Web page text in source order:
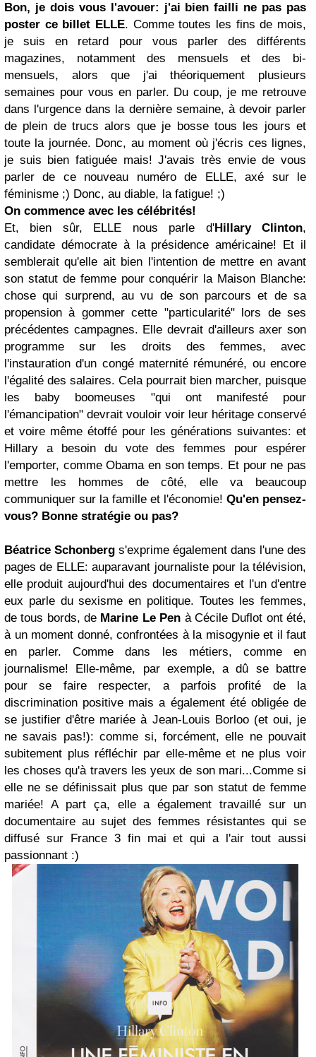
Bon, je dois vous l'avouer: j'ai bien failli ne pas pas
poster ce billet ELLE. Comme toutes les fins de mois,
je suis en retard pour vous parler des différents
magazines, notamment des mensuels et des bi-
mensuels, alors que j'ai théoriquement plusieurs
semaines pour vous en parler. Du coup, je me retrouve
dans l'urgence dans la dernière semaine, à devoir parler
de plein de trucs alors que je bosse tous les jours et
toute la journée. Donc, au moment où j'écris ces lignes,
je suis bien fatiguée mais! J'avais très envie de vous
parler de ce nouveau numéro de ELLE, axé sur le
féminisme ;) Donc, au diable, la fatigue! ;)
On commence avec les célébrités!
Et, bien sûr, ELLE nous parle d'Hillary Clinton,
candidate démocrate à la présidence américaine! Et il
semblerait qu'elle ait bien l'intention de mettre en avant
son statut de femme pour conquérir la Maison Blanche:
chose qui surprend, au vu de son parcours et de sa
propension à gommer cette "particularité" lors de ses
précédentes campagnes. Elle devrait d'ailleurs axer son
programme sur les droits des femmes, avec
l'instauration d'un congé maternité rémunéré, ou encore
l'égalité des salaires. Cela pourrait bien marcher, puisque
les baby boomeuses "qui ont manifesté pour
l'émancipation" devrait vouloir voir leur héritage conservé
et voire même étoffé pour les générations suivantes: et
Hillary a besoin du vote des femmes pour espérer
l'emporter, comme Obama en son temps. Et pour ne pas
mettre les hommes de côté, elle va beaucoup
communiquer sur la famille et l'économie! Qu'en pensez-
vous? Bonne stratégie ou pas?
Béatrice Schonberg s'exprime également dans l'une des
pages de ELLE: auparavant journaliste pour la télévision,
elle produit aujourd'hui des documentaires et l'un d'entre
eux parle du sexisme en politique. Toutes les femmes,
de tous bords, de Marine Le Pen à Cécile Duflot ont été,
à un moment donné, confrontées à la misogynie et il faut
en parler. Comme dans les métiers, comme en
journalisme! Elle-même, par exemple, a dû se battre
pour se faire respecter, a parfois profité de la
discrimination positive mais a également été obligée de
se justifier d'être mariée à Jean-Louis Borloo (et oui, je
ne savais pas!): comme si, forcément, elle ne pouvait
subitement plus réfléchir par elle-même et ne plus voir
les choses qu'à travers les yeux de son mari...Comme si
elle ne se définissait plus que par son statut de femme
mariée! A part ça, elle a également travaillé sur un
documentaire au sujet des femmes résistantes qui se
diffusé sur France 3 fin mai et qui a l'air tout aussi
passionnant :)